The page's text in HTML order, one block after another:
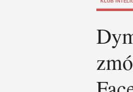
KLUB